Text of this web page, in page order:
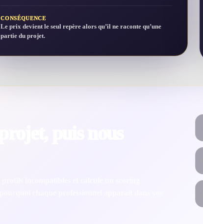
CONSÉQUENCE
Le prix devient le seul repère alors qu’il ne raconte qu’une
partie du projet.